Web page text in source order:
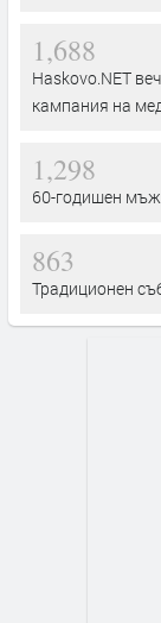
1,688
Haskovo.NET
кампания на
1,298
60-годишен
863
Традиционен